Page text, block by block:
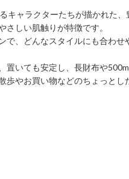
キャラクターたちが描かれた、
さしい肌触りが特徴です。
で、どんなスタイルにも合わせ
置いても安定し、長財布や
歩やお買い物などのちょっとし